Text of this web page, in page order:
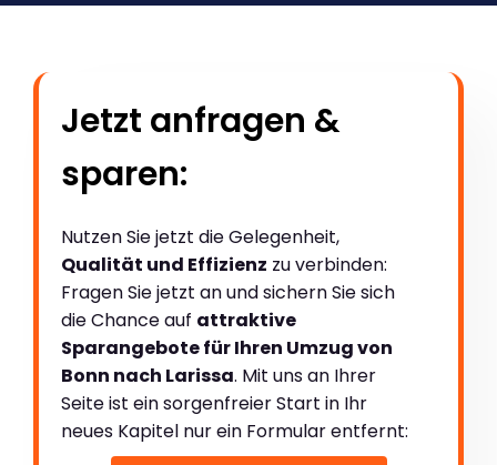
Jetzt anfragen &
sparen:
Nutzen Sie jetzt die Gelegenheit,
Qualität und Effizienz zu verbinden:
Fragen Sie jetzt an und sichern Sie sich
die Chance auf attraktive
Sparangebote für Ihren Umzug von
Bonn nach Larissa. Mit uns an Ihrer
Seite ist ein sorgenfreier Start in Ihr
neues Kapitel nur ein Formular entfernt: